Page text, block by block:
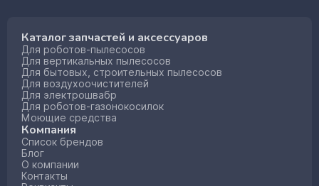
Каталог запчастей и аксессуаров
Для роботов-пылесосов
Для вертикальных пылесосов
Для бытовых, строительных пылесосов
Для воздухоочистителей
Для электрошвабр
Для роботов-газонокосилок
Моющие средства
Компания
Список брендов
Блог
О компании
Контакты